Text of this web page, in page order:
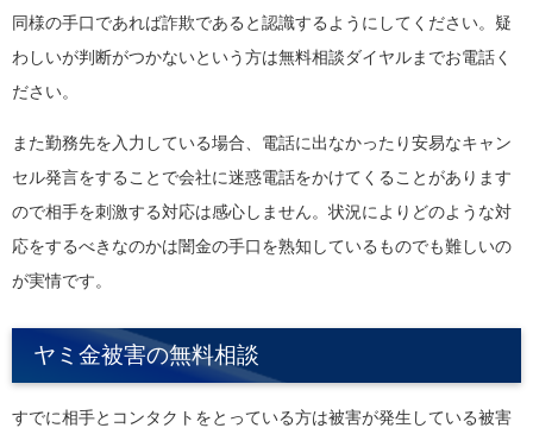
同様の手口であれば詐欺であると認識するようにしてください。疑
わしいが判断がつかないという方は無料相談ダイヤルまでお電話く
ださい。
また勤務先を入力している場合、電話に出なかったり安易なキャン
セル発言をすることで会社に迷惑電話をかけてくることがあります
ので相手を刺激する対応は感心しません。状況によりどのような対
応をするべきなのかは闇金の手口を熟知しているものでも難しいの
が実情です。
ヤミ金被害の無料相談
すでに相手とコンタクトをとっている方は被害が発生している被害